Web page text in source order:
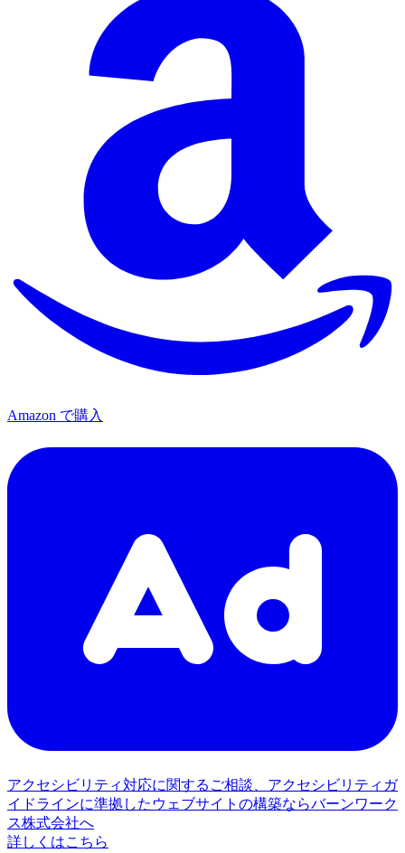
Amazon で購入
アクセシビリティ対応に関するご相談、アクセシビリティガ
イドラインに準拠したウェブサイトの構築ならバーンワーク
ス株式会社へ
詳しくはこちら